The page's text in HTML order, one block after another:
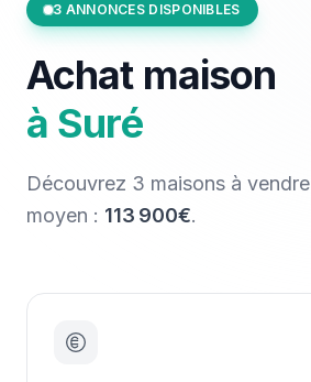
3 ANNONCES DISPONIBLES
Achat maison
à Suré
Découvrez 3 maisons à vendre
moyen : 113 900€.